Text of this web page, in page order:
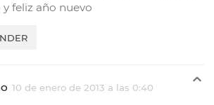
y feliz año nuevo
10 de enero de 2013 a las 0:40